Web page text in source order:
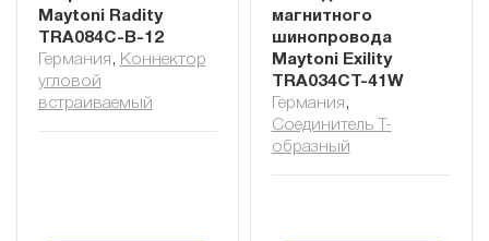
Maytoni Radity
TRA084C-B-12
Германия , Коннектор
угловой
встраиваемый
магнитного
шинопровода
Maytoni Exility
TRA034CT-41W
Германия ,
Соединитель Т-
образный